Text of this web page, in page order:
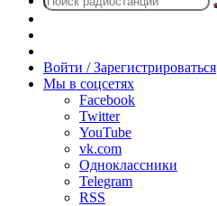
радио
Войти / Зарегистрироваться
Мы в соцсетях
Facebook
Twitter
YouTube
vk.com
Одноклассники
Telegram
RSS